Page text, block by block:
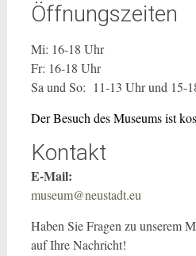
Öffnungszeiten
Mi: 16-18 Uhr
Fr: 16-18 Uhr
Sa und So: 11-13 Uhr und 15-
Der Besuch des Museums ist
Kontakt
E-Mail:
museum@neustadt.eu
Haben Sie Fragen zu unserem
auf Ihre Nachricht!